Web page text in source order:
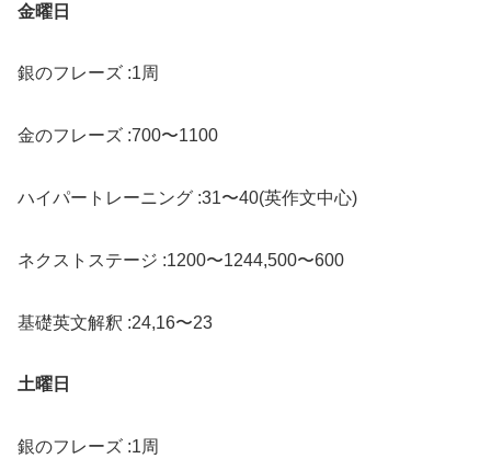
金曜日
銀のフレーズ :1周
金のフレーズ :700〜1100
ハイパートレーニング :31〜40(英作文中心)
ネクストステージ :1200〜1244,500〜600
基礎英文解釈 :24,16〜23
土曜日
銀のフレーズ :1周